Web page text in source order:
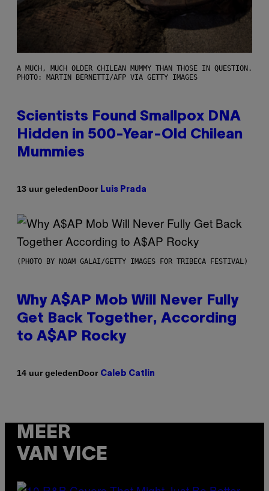
A MUCH, MUCH OLDER CHILEAN MUMMY THAN THOSE IN QUESTION.
PHOTO: MARTIN BERNETTI/AFP VIA GETTY IMAGES
Scientists Found Smallpox DNA
Hidden in 500-Year-Old Chilean
Mummies
13 uur geledenDoor Luis Prada
(PHOTO BY NOAM GALAI/GETTY IMAGES FOR TRIBECA FESTIVAL)
Why A$AP Mob Will Never Fully
Get Back Together, According
to A$AP Rocky
14 uur geledenDoor Caleb Catlin
MEER
VAN VICE